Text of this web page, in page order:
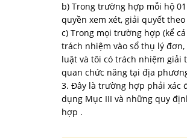
b) Trong trường hợp mỗi hộ
quyền xem xét, giải quyết
c) Trong mọi trường hợp (kể
trách nhiệm vào sổ thụ lý
luật và tôi có trách nhiệm giải
quan chức năng tại địa
3. Đây là trường hợp phải xác
dụng Mục III và những quy
hợp .